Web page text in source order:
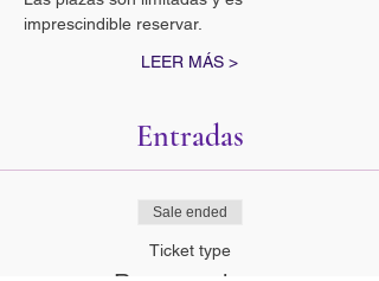
imprescindible reservar.
LEER MÁS >
Entradas
Sale ended
Ticket type